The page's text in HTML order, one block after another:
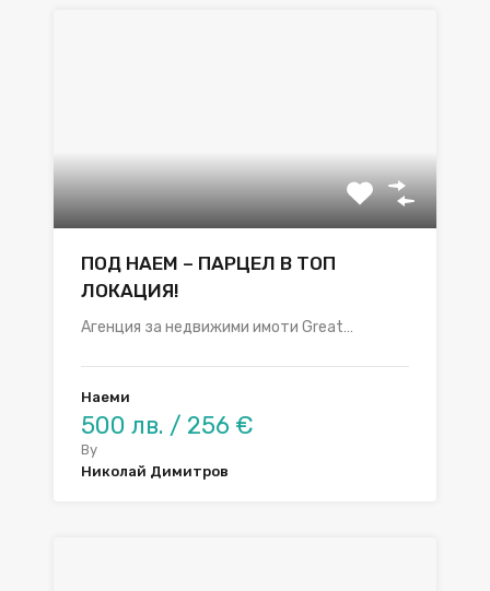
ПОД НАЕМ – ПАРЦЕЛ В ТОП
ЛОКАЦИЯ!
Агенция за недвижими имоти Great…
Наеми
500 лв. / 256 €
By
Николай Димитров